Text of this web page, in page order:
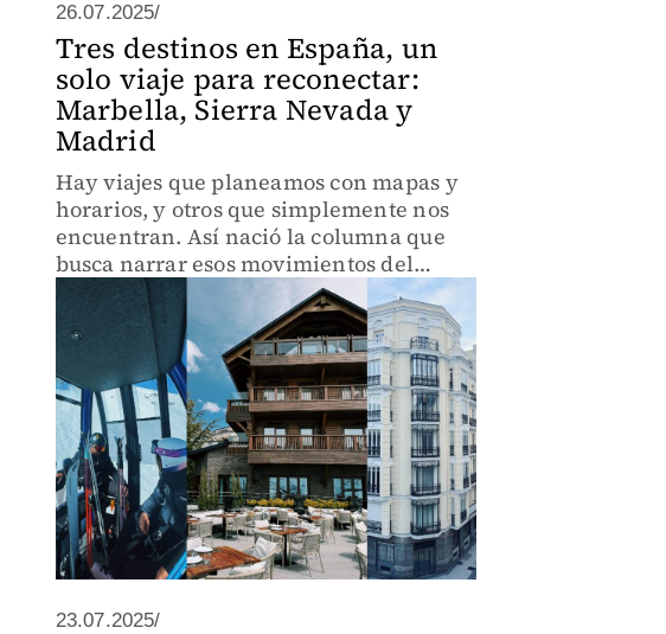
26.07.2025/
Tres destinos en España, un
solo viaje para reconectar:
Marbella, Sierra Nevada y
Madrid
Hay viajes que planeamos con mapas y
horarios, y otros que simplemente nos
encuentran. Así nació la columna que
busca narrar esos movimientos del
cuerpo y del alma; viajar no es solo
desplazarse, es también observar,
escuchar, sentir
23.07.2025/